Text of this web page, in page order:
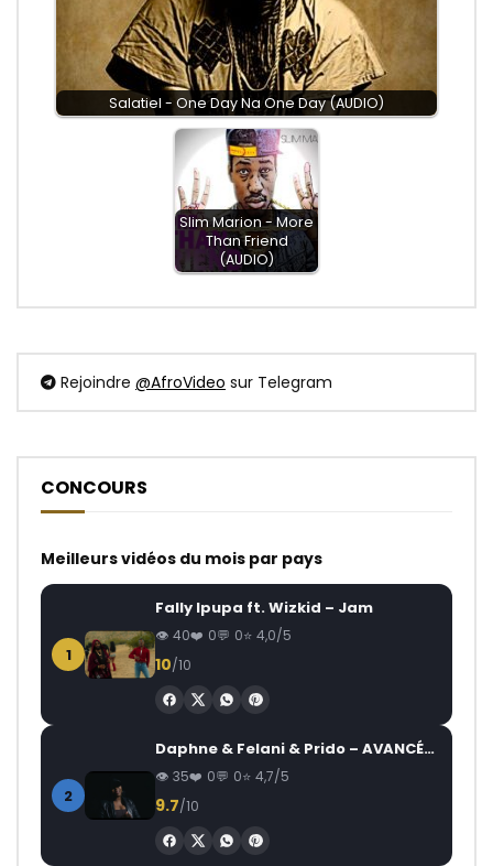
Salatiel - One Day Na One Day (AUDIO)
Slim Marion - More
Than Friend
(AUDIO)
Rejoindre @AfroVideo sur Telegram
CONCOURS
Meilleurs vidéos du mois par pays
1
Fally Ipupa ft. Wizkid – Jam
40 0 0 4,0/5
10/10
2
Daphne & Felani & Prido – AVANCÉE (Le Pays Va Mal)
35 0 0 4,7/5
9.7/10